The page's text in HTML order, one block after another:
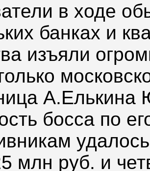
в ходе
банках и
изъяли
А.Елькина
босса по
млн руб. и